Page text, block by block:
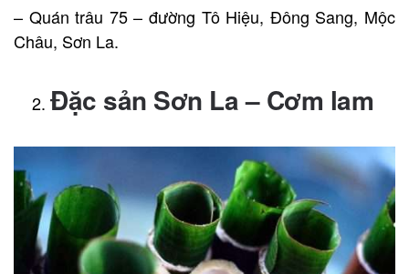
– Quán trâu 75 – đường Tô Hiệu, Đông Sang, Mộc
Châu, Sơn La.
Đặc sản Sơn La – Cơm lam